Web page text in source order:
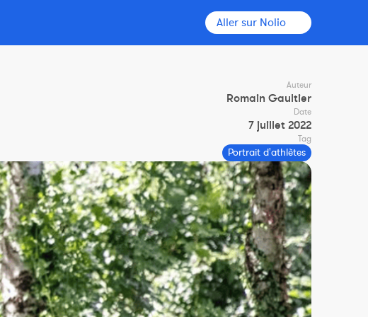
Aller sur Nolio
Auteur
Romain Gaultier
Date
7 juillet 2022
Tag
Portrait d'athlètes